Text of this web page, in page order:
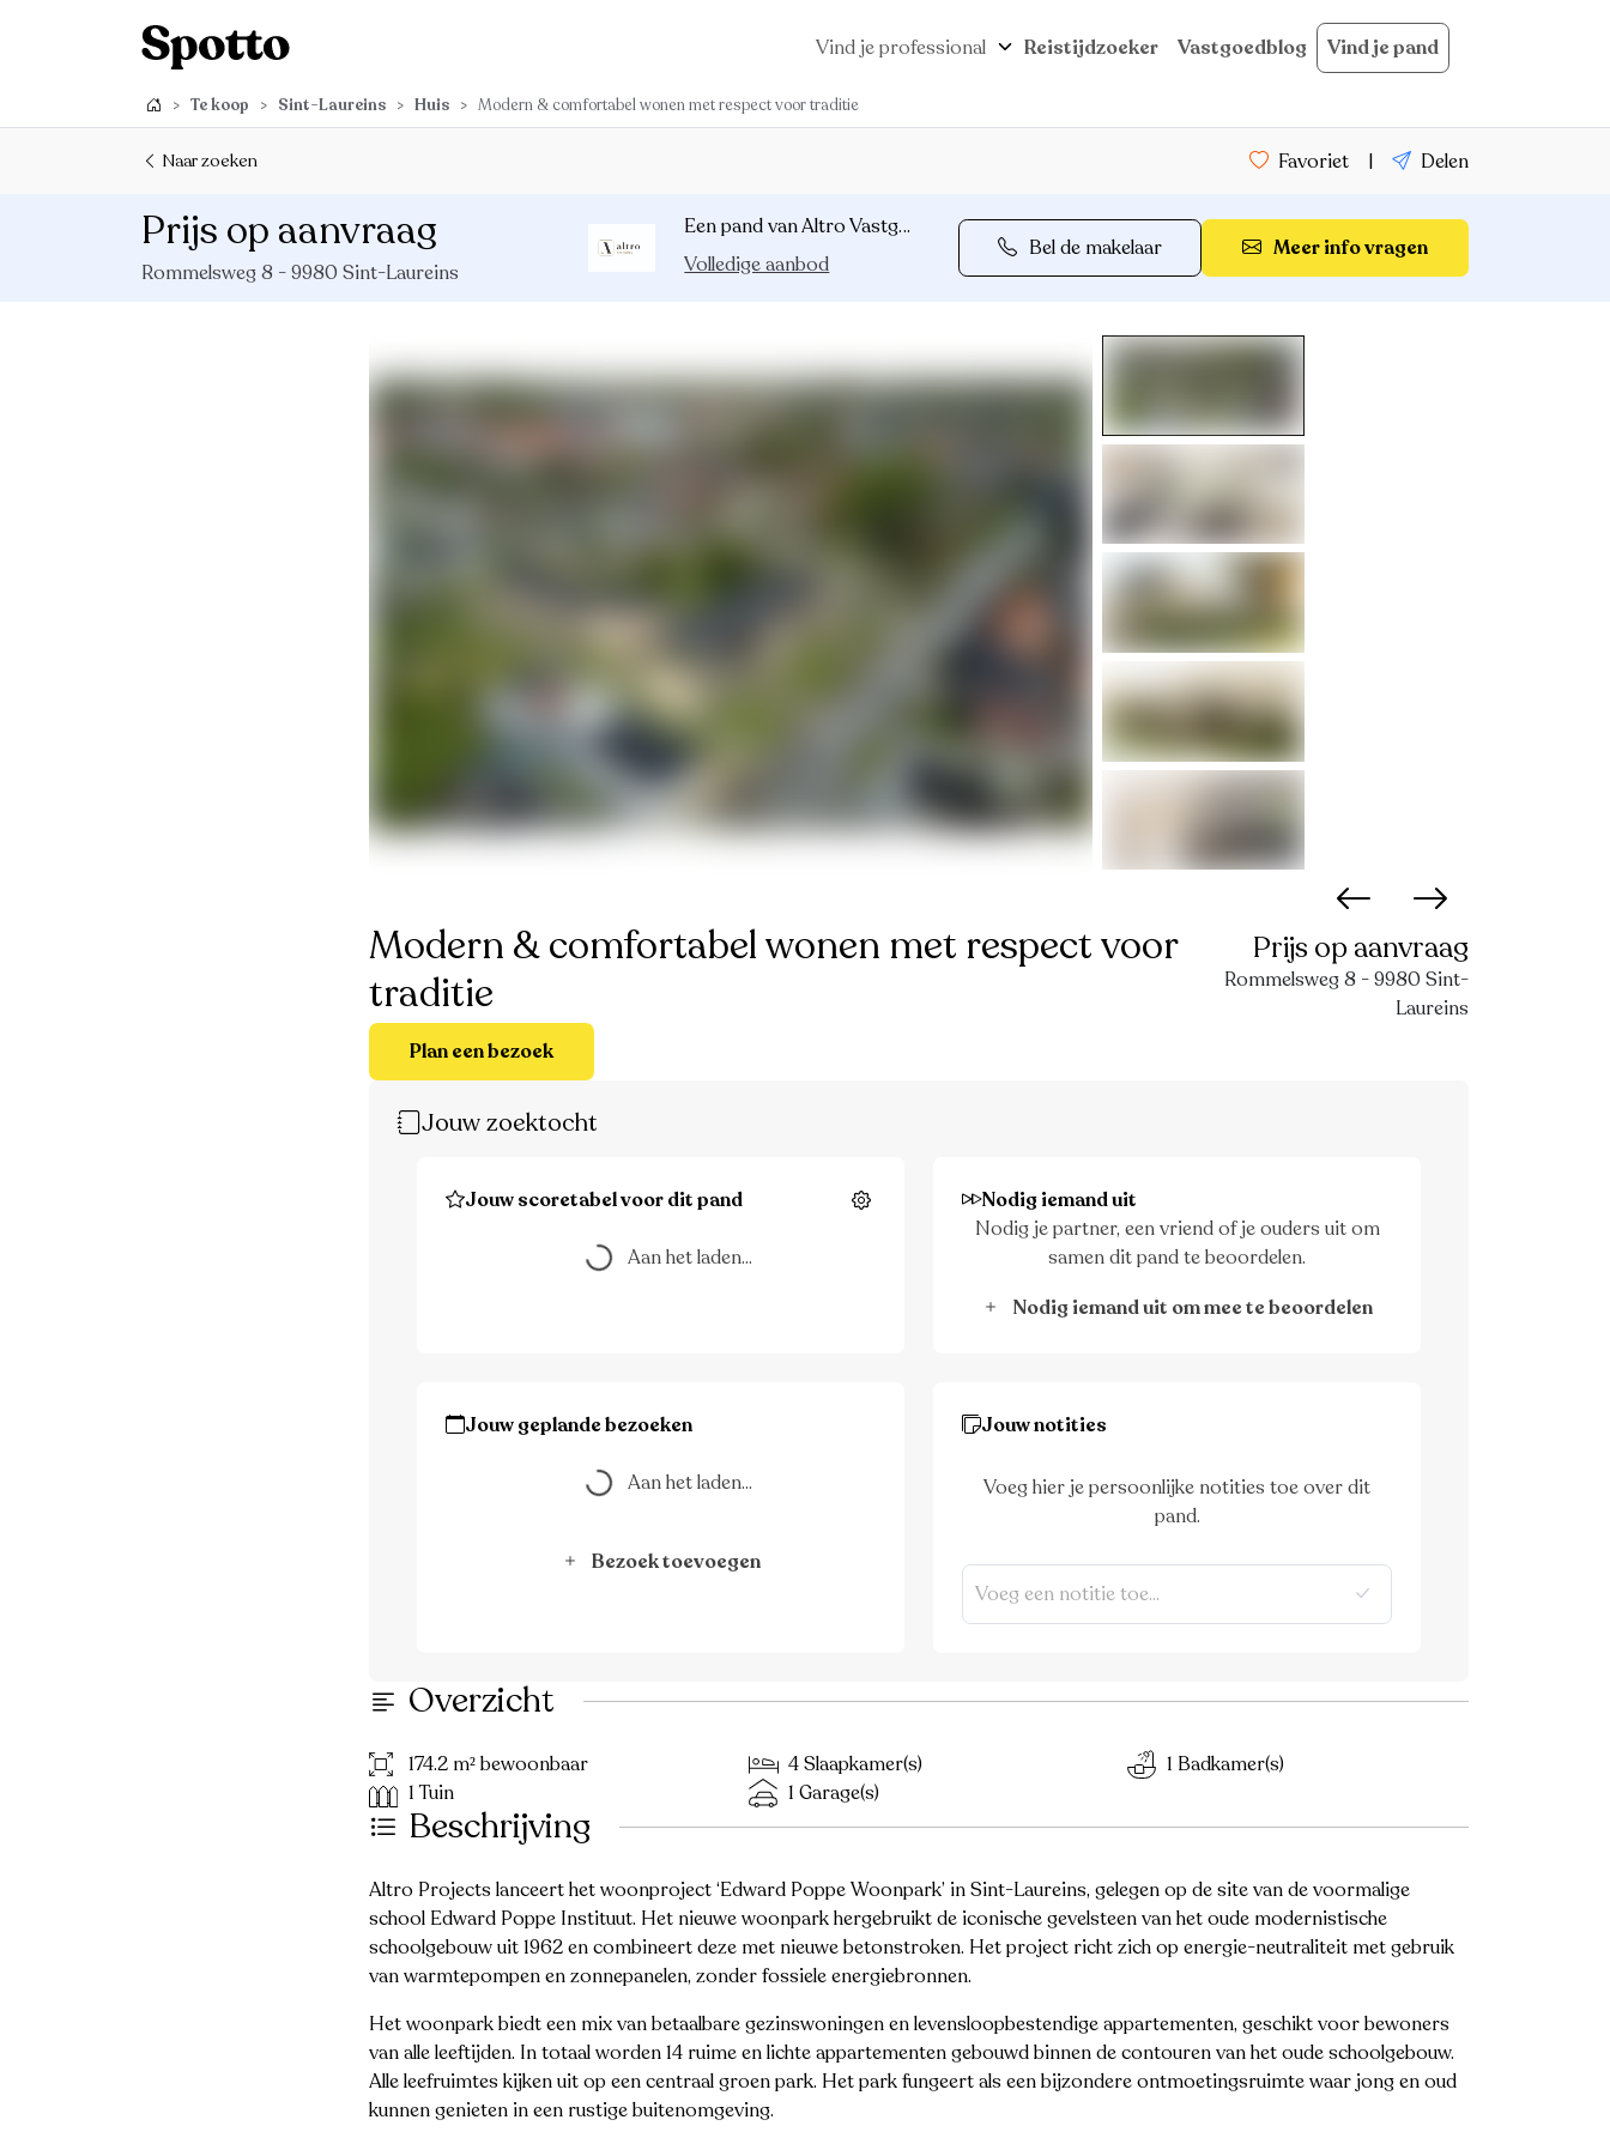
Vind je professional Reistijdzoeker Vastgoedblog Vind je pand
> Te koop > Sint-Laureins > Huis > Modern & comfortabel wonen met respect voor traditie
Naar zoeken Favoriet | Delen
Prijs op aanvraag
Rommelsweg 8 - 9980 Sint-Laureins
Een pand van Altro Vastgoed Heusden
Volledige aanbod
Bel de makelaar Meer info vragen
Modern & comfortabel wonen met respect voor
traditie
Prijs op aanvraag
Rommelsweg 8 - 9980 Sint-
Laureins
Plan een bezoek
Jouw zoektocht
Jouw scoretabel voor dit pand Instellingen
Aan het laden...
Aan het laden...
Nodig iemand uit
Nodig je partner, een vriend of je ouders uit om
samen dit pand te beoordelen.
Nodig iemand uit om mee te beoordelen
Jouw geplande bezoeken
Aan het laden...
Aan het laden...
Bezoek toevoegen
Jouw notities
Voeg hier je persoonlijke notities toe over dit
pand.
Overzicht
174.2 m² bewoonbaar 4 Slaapkamer(s)
1 Badkamer(s)
1 Tuin
1 Garage(s)
Beschrijving
Altro Projects lanceert het woonproject ‘Edward Poppe Woonpark’ in Sint-Laureins, gelegen op de site van de voormalige
school Edward Poppe Instituut. Het nieuwe woonpark hergebruikt de iconische gevelsteen van het oude modernistische
schoolgebouw uit 1962 en combineert deze met nieuwe betonstroken. Het project richt zich op energie-neutraliteit met gebruik
van warmtepompen en zonnepanelen, zonder fossiele energiebronnen.
Het woonpark biedt een mix van betaalbare gezinswoningen en levensloopbestendige appartementen, geschikt voor bewoners
van alle leeftijden. In totaal worden 14 ruime en lichte appartementen gebouwd binnen de contouren van het oude schoolgebouw.
Alle leefruimtes kijken uit op een centraal groen park. Het park fungeert als een bijzondere ontmoetingsruimte waar jong en oud
kunnen genieten in een rustige buitenomgeving.